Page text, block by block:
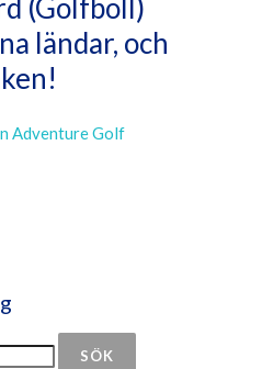
(Golfboll)
ländar, och
SÖK